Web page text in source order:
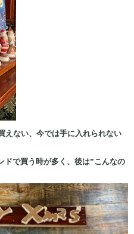
えない、今では手に入れられない
ドで買う時が多く、後は”こんなの